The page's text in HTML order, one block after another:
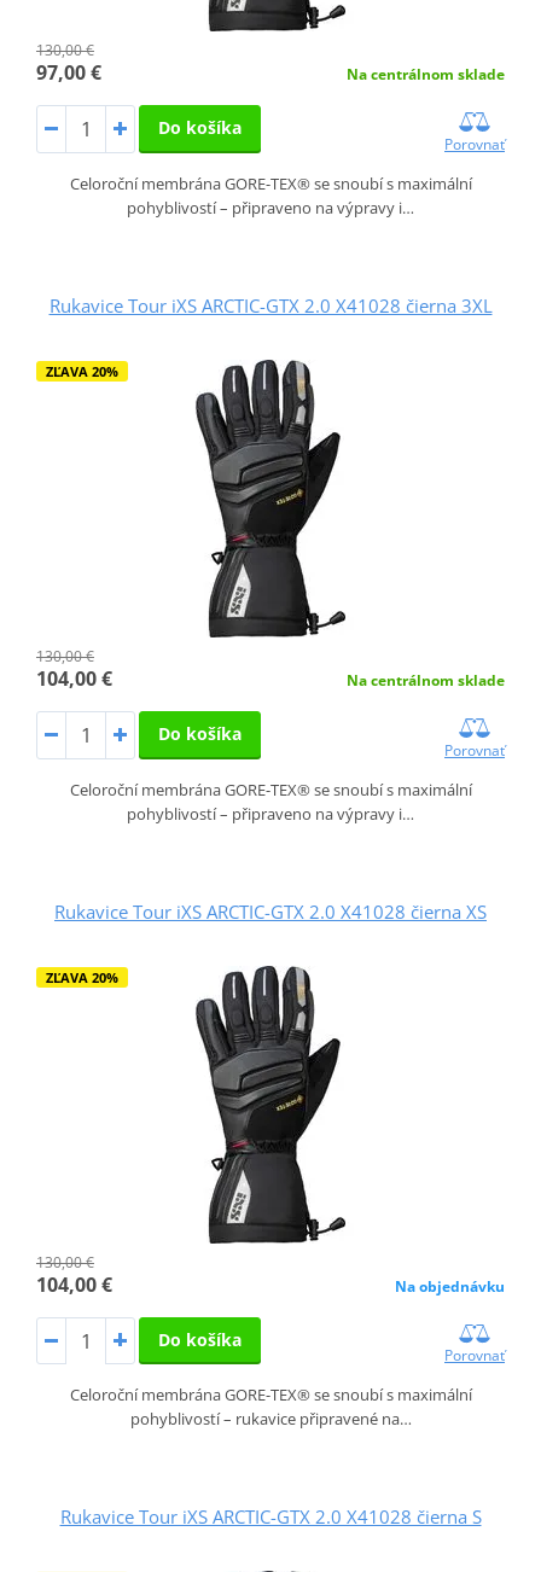
130,00 €
97,00 € Na centrálnom sklade
Do košíka
Porovnať
Celoroční membrána GORE-TEX® se snoubí s maximální
pohyblivostí – připraveno na výpravy i…
Rukavice Tour iXS ARCTIC-GTX 2.0 X41028 čierna 3XL
ZĽAVA 20%
130,00 €
104,00 € Na centrálnom sklade
Do košíka
Porovnať
Celoroční membrána GORE-TEX® se snoubí s maximální
pohyblivostí – připraveno na výpravy i…
Rukavice Tour iXS ARCTIC-GTX 2.0 X41028 čierna XS
ZĽAVA 20%
130,00 €
104,00 € Na objednávku
Do košíka
Porovnať
Celoroční membrána GORE-TEX® se snoubí s maximální
pohyblivostí – rukavice připravené na…
Rukavice Tour iXS ARCTIC-GTX 2.0 X41028 čierna S